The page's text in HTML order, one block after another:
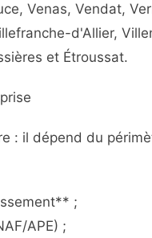
Venas, Vendat,
d'Allier,
et Étroussat.
: il dépend du
;
APE) ;